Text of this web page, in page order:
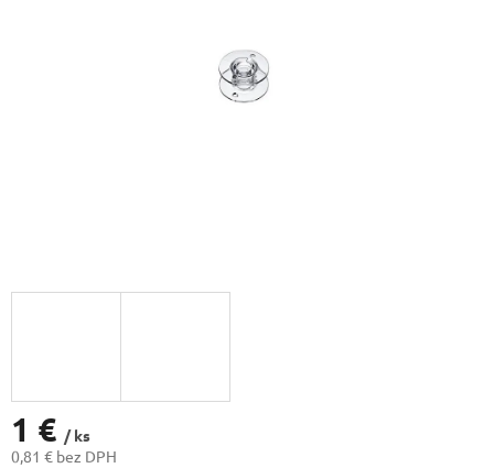
1 € / ks
0,81 € bez DPH